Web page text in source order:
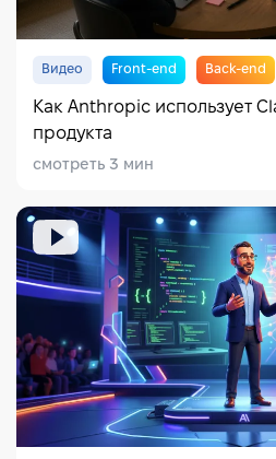
Видео Front-end Back-end
Как Anthropic использует
продукта
смотреть 3 мин